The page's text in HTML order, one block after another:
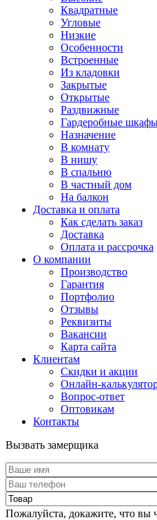
Квадратные
Угловые
Низкие
Особенности
Встроенные
Из кладовки
Закрытые
Открытые
Раздвижные
Гардеробные
Назначение
В комнату
В нишу
В спальню
В частный дом
На балкон
Доставка и оплата
Как сделать заказ
Доставка
Оплата и рассрочка
О компании
Производство
Гарантия
Портфолио
Отзывы
Реквизиты
Вакансии
Карта сайта
Клиентам
Скидки и акции
Онлайн-
Вопрос-ответ
Оптовикам
Контакты
Вызвать замерщика
Пожалуйста, докажите, что вы